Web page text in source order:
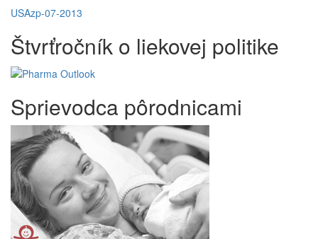
USAzp-07-2013
Štvrťročník o liekovej politike
Sprievodca pôrodnicami